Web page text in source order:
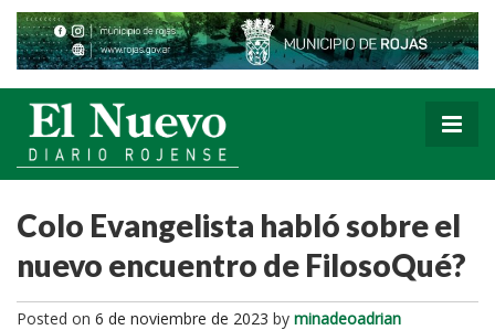
Colo Evangelista habló sobre el
nuevo encuentro de FilosoQué?
Posted on 6 de noviembre de 2023 by minadeoadrian